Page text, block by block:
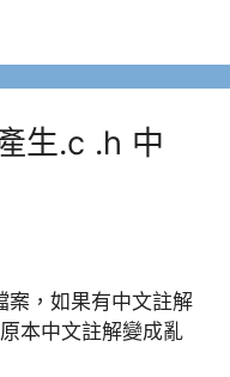
生.c .h 中
，如果有中文註解
本中文註解變成亂